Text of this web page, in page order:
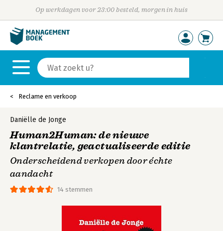
Op werkdagen voor 23:00 besteld, morgen in huis
Reclame en verkoop
14 stemmen
Daniëlle de Jonge
Human2Human: de nieuwe
klantrelatie, geactualiseerde editie
Onderscheidend verkopen door échte
aandacht